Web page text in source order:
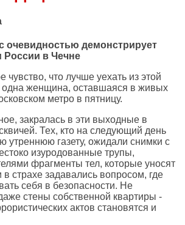
очевидностью демонстрирует
России в Чечне
чувство, что лучше уехать из этой
одна женщина, оставшаяся в живых
метро в пятницу.
закралась в эти выходные в
Тех, кто на следующий день
утреннюю газету, ожидали снимки с
изуродованные трупы,
фрагменты тел, которые уносят
страхе задавались вопросом, где
себя в безопасности. Не
стены собственной квартиры -
актов становятся и